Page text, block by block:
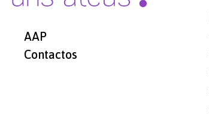
AAP
Contactos